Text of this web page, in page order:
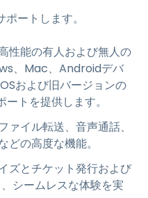
ートします。
性能の有人および無人の
、Mac、Androidデバ
および旧バージョンの
トを提供します。
イル転送、音声通話、
どの高度な機能。
ズとチケット発行および
シームレスな体験を実